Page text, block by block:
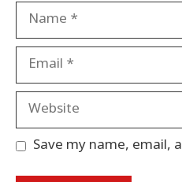
Name
Email
Website
Save my name, email,